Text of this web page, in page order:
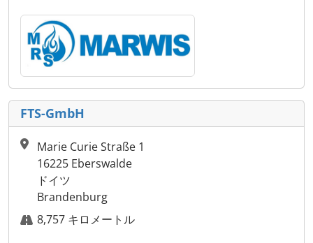
FTS-GmbH
Marie Curie Straße 1
16225 Eberswalde
ドイツ
Brandenburg
8,757 キロメートル